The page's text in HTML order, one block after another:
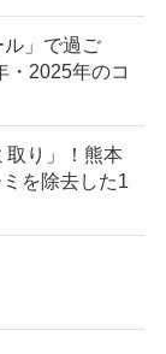
ル」で過ご
・2025年のコ
取り」！熊本
を除去した1